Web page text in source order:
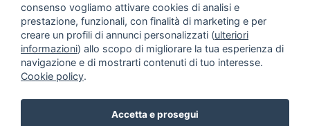
consenso vogliamo attivare cookies di analisi e
prestazione, funzionali, con finalità di marketing e per
creare un profili di annunci personalizzati (ulteriori
informazioni) allo scopo di migliorare la tua esperienza di
navigazione e di mostrarti contenuti di tuo interesse.
Cookie policy.
Accetta e prosegui